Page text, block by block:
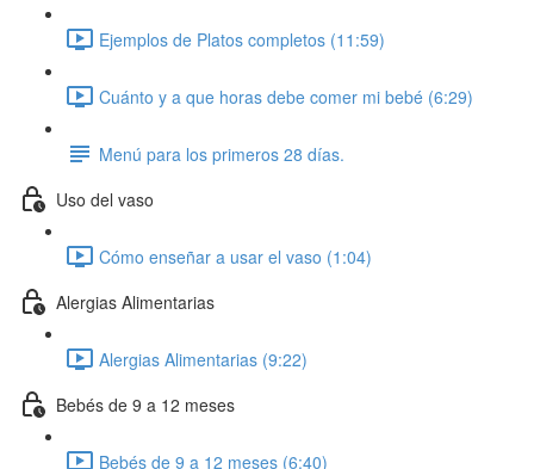
Ejemplos de Platos completos (11:59)
Cuánto y a que horas debe comer mi bebé (6:29)
Menú para los primeros 28 días.
Uso del vaso
Cómo enseñar a usar el vaso (1:04)
Alergias Alimentarias
Alergias Alimentarias (9:22)
Bebés de 9 a 12 meses
Bebés de 9 a 12 meses (6:40)